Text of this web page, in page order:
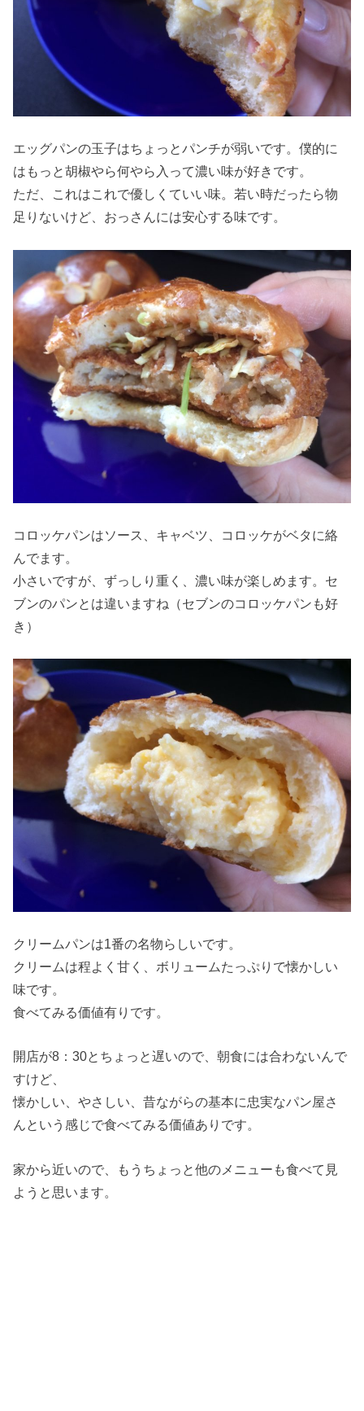
エッグパンの玉子はちょっとパンチが弱いです。僕的に
はもっと胡椒やら何やら入って濃い味が好きです。
ただ、これはこれで優しくていい味。若い時だったら物
足りないけど、おっさんには安心する味です。
コロッケパンはソース、キャベツ、コロッケがベタに絡
んでます。
小さいですが、ずっしり重く、濃い味が楽しめます。セ
ブンのパンとは違いますね（セブンのコロッケパンも好
き）
クリームパンは1番の名物らしいです。
クリームは程よく甘く、ボリュームたっぷりで懐かしい
味です。
食べてみる価値有りです。
開店が8：30とちょっと遅いので、朝食には合わないんで
すけど、
懐かしい、やさしい、昔ながらの基本に忠実なパン屋さ
んという感じで食べてみる価値ありです。
家から近いので、もうちょっと他のメニューも食べて見
ようと思います。